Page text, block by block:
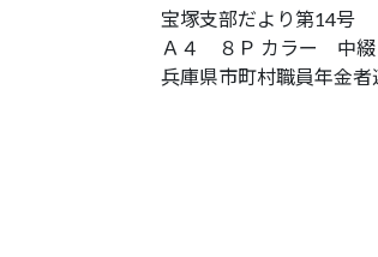
宝塚支部だより第14号
Ａ４ ８Ｐ カラー 中綴
兵庫県市町村職員年金